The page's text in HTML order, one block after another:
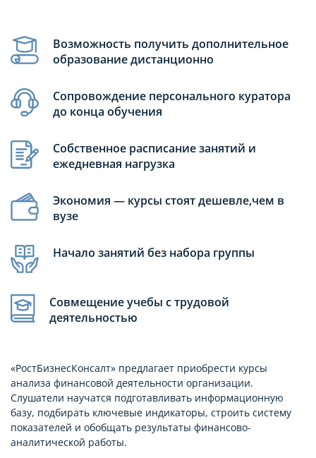
Возможность получить дополнительное
образование дистанционно
Сопровождение персонального куратора
до конца обучения
Собственное расписание занятий и
ежедневная нагрузка
Экономия — курсы стоят дешевле,чем в
вузе
Начало занятий без набора группы
Совмещение учебы с трудовой
деятельностью
«РостБизнесКонсалт» предлагает приобрести курсы
анализа финансовой деятельности организации.
Слушатели научатся подготавливать информационную
базу, подбирать ключевые индикаторы, строить систему
показателей и обобщать результаты финансово-
аналитической работы.